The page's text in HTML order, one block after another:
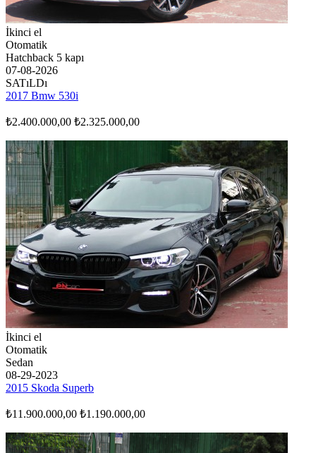
İkinci el
Otomatik
Hatchback 5 kapı
07-08-2026
SATıLDı
2017 Bmw 530i
₺2.400.000,00 ₺2.325.000,00
İkinci el
Otomatik
Sedan
08-29-2023
2015 Skoda Superb
₺11.900.000,00 ₺1.190.000,00